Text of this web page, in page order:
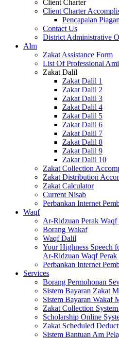
Client Charter
Client Charter
Pencapaian
Contact Us
District Administrative
Alm
Zakat Assistance Form
List Of Professional
Zakat Dalil
Zakat Dalil 1
Zakat Dalil 2
Zakat Dalil 3
Zakat Dalil 4
Zakat Dalil 5
Zakat Dalil 6
Zakat Dalil 7
Zakat Dalil 8
Zakat Dalil 9
Zakat Dalil 10
Zakat Collection
Zakat Distribution
Zakat Calculator
Current Nisab
Perbankan Internet
Waqf
Ar-Ridzuan Perak Waqf
Borang Wakaf
Waqf Dalil
Your Highness Speech
Ar-Ridzuan Waqf Perak
Perbankan Internet
Services
Borang Permohonan
Sistem Bayaran Zakat
Sistem Bayaran Wakaf
Zakat Collection
Scholarship Online
Zakat Scheduled
Sistem Bantuan Am